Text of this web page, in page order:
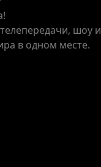
шоу и
в одном месте.